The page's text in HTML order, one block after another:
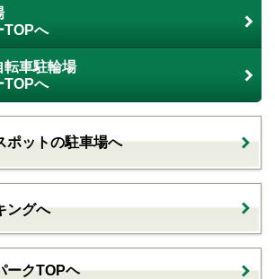
TOPへ
転車駐輪場
TOPへ
ポットの駐車場へ
ングへ
ークTOPヘ